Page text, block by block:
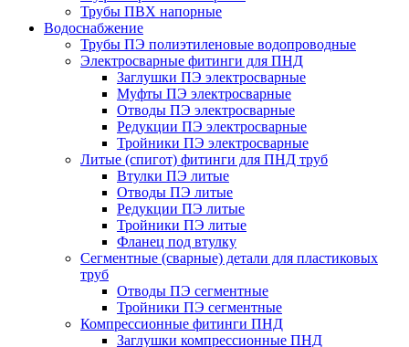
Трубы ПВХ напорные
Водоснабжение
Трубы ПЭ полиэтиленовые водопроводные
Электросварные фитинги для ПНД
Заглушки ПЭ электросварные
Муфты ПЭ электросварные
Отводы ПЭ электросварные
Редукции ПЭ электросварные
Тройники ПЭ электросварные
Литые (спигот) фитинги для ПНД труб
Втулки ПЭ литые
Отводы ПЭ литые
Редукции ПЭ литые
Тройники ПЭ литые
Фланец под втулку
Сегментные (сварные) детали для пластиковых
труб
Отводы ПЭ сегментные
Тройники ПЭ сегментные
Компрессионные фитинги ПНД
Заглушки компрессионные ПНД